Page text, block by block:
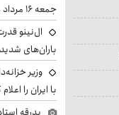
جمعه ۱۶ مرداد مشخص شد
ال‌نینو
باران‌های
وزیر
با ایران را